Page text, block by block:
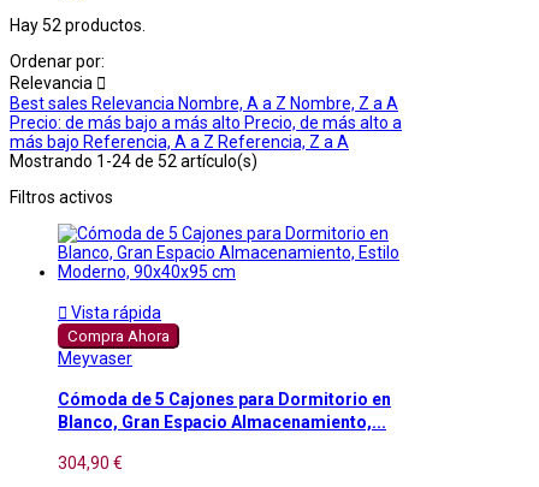
Hay 52 productos.
Ordenar por:
Relevancia 
Best sales Relevancia Nombre, A a Z Nombre, Z a A
Precio: de más bajo a más alto Precio, de más alto a
más bajo Referencia, A a Z Referencia, Z a A
Mostrando 1-24 de 52 artículo(s)
Filtros activos
 Vista rápida
Compra Ahora
Meyvaser
Cómoda de 5 Cajones para Dormitorio en
Blanco, Gran Espacio Almacenamiento,...
304,90 €